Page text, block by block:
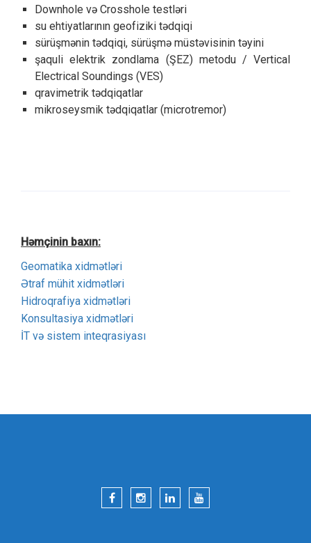
Downhole və Crosshole testləri
su ehtiyatlarının geofiziki tədqiqi
sürüşmənin tədqiqi, sürüşmə müstəvisinin təyini
şaquli elektrik zondlama (ŞEZ) metodu / Vertical
Electrical Soundings (VES)
qravimetrik tədqiqatlar
mikroseysmik tədqiqatlar (microtremor)
Həmçinin baxın:
Geomatika xidmətləri
Ətraf mühit xidmətləri
Hidroqrafiya xidmətləri
Konsultasiya xidmətləri
İT və sistem inteqrasiyası